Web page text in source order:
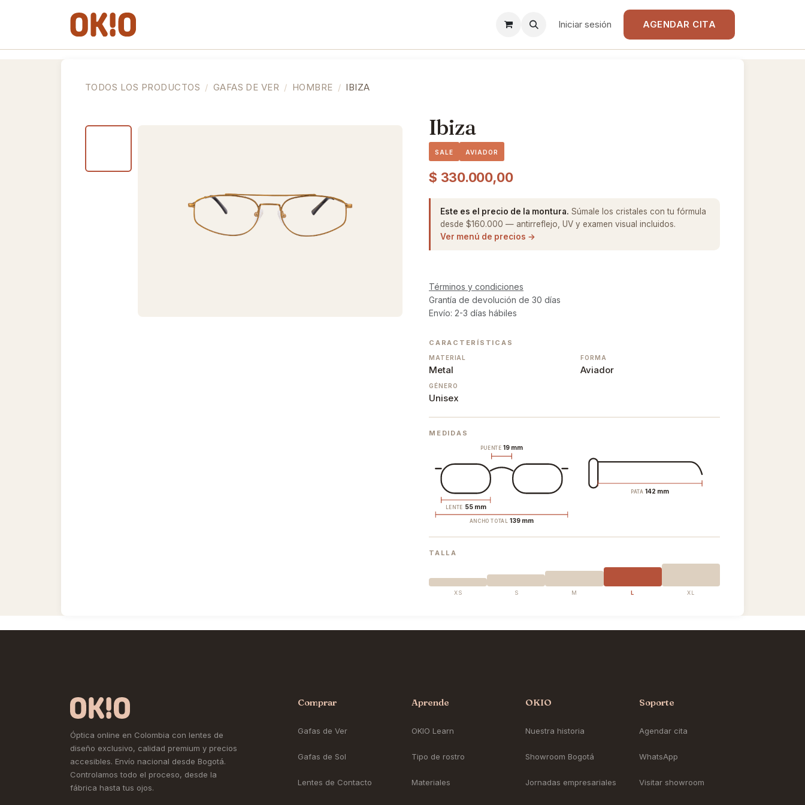
Iniciar sesión AGENDAR CITA
TODOS LOS PRODUCTOS GAFAS DE VER HOMBRE IBIZA
Ibiza
SALE AVIADOR
$ 330.000,00
Este es el precio de la montura. Súmale los cristales con tu fórmula
desde $160.000 — antirreflejo, UV y examen visual incluidos.
Ver menú de precios →
Términos y condiciones
Grantía de devolución de 30 días
Envío: 2-3 días hábiles
CARACTERÍSTICAS
MATERIAL
Metal
FORMA
Aviador
GÉNERO
Unisex
MEDIDAS
PUENTE 19 mm
LENTE 55 mm
ANCHO TOTAL 139 mm
PATA 142 mm
TALLA
XS S M L XL
Óptica online en Colombia con lentes de
diseño exclusivo, calidad premium y precios
accesibles. Envío nacional desde Bogotá.
Controlamos todo el proceso, desde la
fábrica hasta tus ojos.
Comprar
Gafas de Ver
Gafas de Sol
Lentes de Contacto
Aprende
OKIO Learn
Tipo de rostro
Materiales
OKIO
Nuestra historia
Showroom Bogotá
Jornadas empresariales
Soporte
Agendar cita
WhatsApp
Visitar showroom